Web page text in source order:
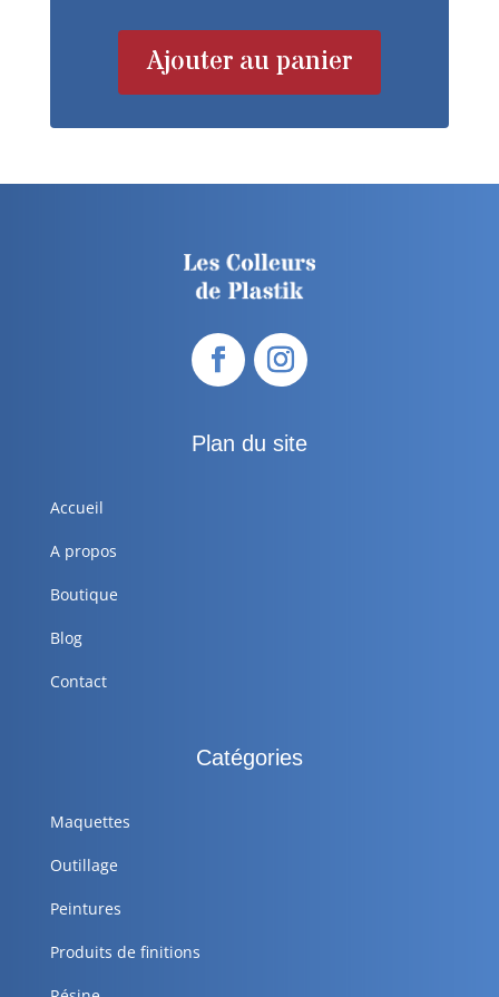
Ajouter au panier
Plan du site
Accueil
A propos
Boutique
Blog
Contact
Catégories
Maquettes
Outillage
Peintures
Produits de finitions